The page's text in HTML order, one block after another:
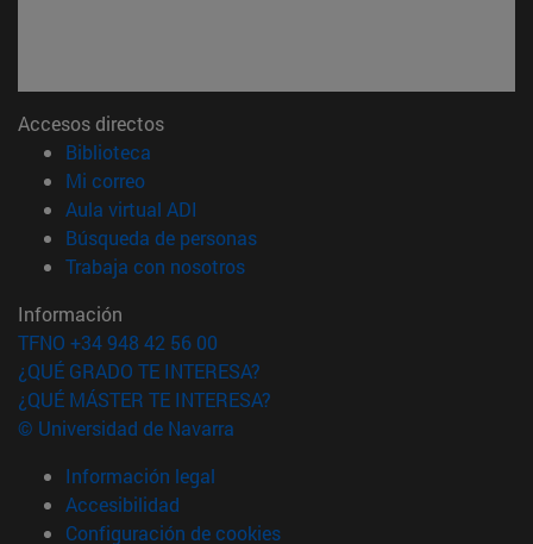
Accesos directos
Biblioteca
Mi correo(abre en nueva ventana)
Aula virtual ADI
Búsqueda de personas(abre en nueva ventana)
Trabaja con nosotros(abre en nueva ventana)
Información
TFNO +34 948 42 56 00
¿QUÉ GRADO TE INTERESA?
¿QUÉ MÁSTER TE INTERESA?
© Universidad de Navarra
Información legal
Accesibilidad
Configuración de cookies